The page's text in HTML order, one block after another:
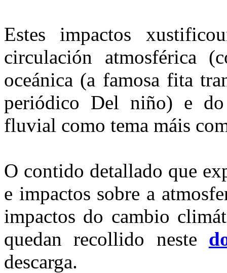
Estes impactos
circulación atmosférica
oceánica (a famosa fita
periódico Del niño) e
fluvial como tema máis
O contido detallado que
e impactos sobre a
impactos do cambio
quedan recollido neste
descarga.